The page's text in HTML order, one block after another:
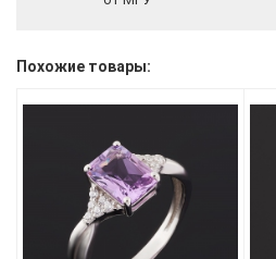
Похожие товары: